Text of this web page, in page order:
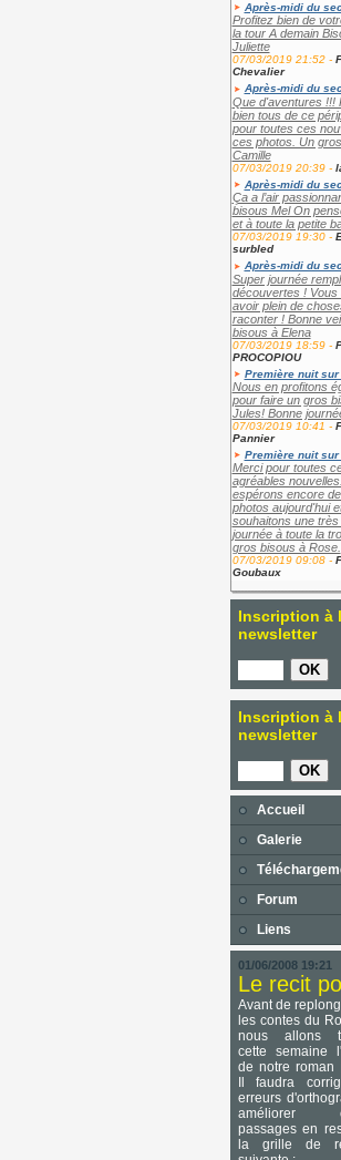
Après-midi du
Profitez bien de
la tour A demain
Juliette
07/03/2019 21:52 -
Chevalier
Après-midi du
Que d'aventures !!!
bien tous de ce
pour toutes ces
ces photos. Un
Camille
07/03/2019 20:39 -
Après-midi du
Ça a l’air
bisous Mel On
et à toute la petite
07/03/2019 19:30 -
surbled
Après-midi du
Super journée
découvertes ! Vous
avoir plein de
raconter ! Bonne
bisous à Elena
07/03/2019 18:59 -
PROCOPIOU
Première nuit sur
Nous en profitons
pour faire un gros
Jules! Bonne
07/03/2019 10:41 -
Pannier
Première nuit sur
Merci pour toutes
agréables
espérons encore
photos aujourd'hui
souhaitons une très
journée à toute la
gros bisous à Rose.
07/03/2019 09:08 -
Goubaux
Inscription à
newsletter
Inscription à
newsletter
Accueil
Galerie
Forum
Liens
01/06/2008 19:21
Le recit
Avant de
les contes du
nous allons
cette semaine
de notre roman
Il faudra
erreurs
améliorer
passages en
la grille de